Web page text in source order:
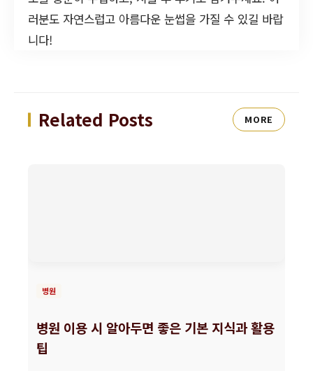
러분도 자연스럽고 아름다운 눈썹을 가질 수 있길 바랍
니다!
Related Posts MORE
병원
병원 이용 시 알아두면 좋은 기본 지식과 활용
팁